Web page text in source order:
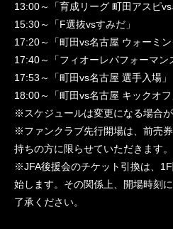
13:00～「育成リーグ 町田アスピvs
15:30～「F選抜vsすみだ」
17:20～「町田vs名古屋 ウォーミン
17:40～「フィオーレパフォーマン
17:53～「町田vs名古屋 選手入場」
18:00～「町田vs名古屋 キックオフ
※スケジュールは変更になる場合が
※ファンクラブ先行開場は、前売
持ちの方に限らせていただきます。
※JFA後援会のチケット引換は、
始します。その関係上、開場時刻
了承ください。